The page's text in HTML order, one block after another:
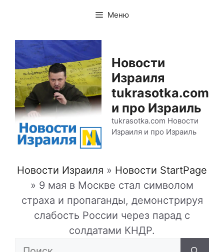
содержимому
Меню
Новости
Израиля
tukrasotka.com
и про Израиль
tukrasotka.com Новости
Израиля и про Израиль
Новости Израиля » Новости StartPage
» 9 мая в Москве стал символом
страха и пропаганды, демонстрируя
слабость России через парад с
солдатами КНДР.
Поиск: